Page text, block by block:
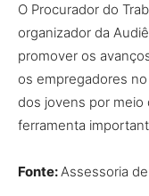
O Procurador do
organizador da
promover os
os empregadores
dos jovens por meio
ferramenta
Fonte:Assessoria